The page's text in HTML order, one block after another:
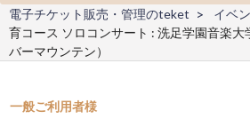
電子チケット販売・管理のteket
イベ
育コース ソロコンサート : 洗足学園音楽
バーマウンテン）
一般ご利用者様